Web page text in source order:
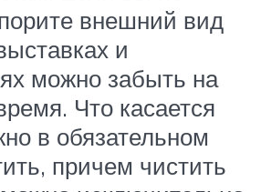
внешний вид
и
можно забыть на
Что касается
в обязательном
причем чистить